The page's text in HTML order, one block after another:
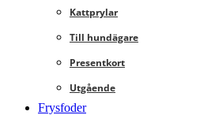
Kattprylar
Till hundägare
Presentkort
Utgående
Frysfoder